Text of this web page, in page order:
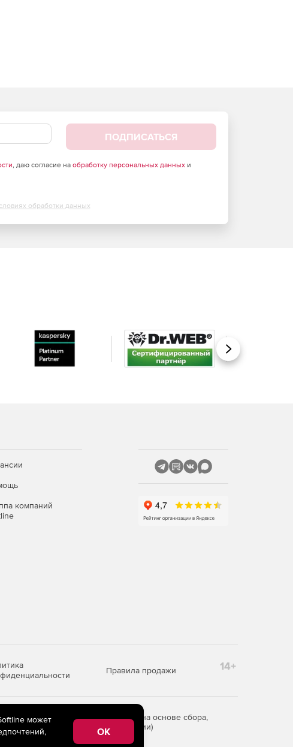
ПОДПИСАТЬСЯ
, даю согласие на обработку персональных данныхи
обработки данных
Вперед
компаний
Правила продажи 14+
предоставления информации на основе сбора,
территории Российской Федерации)
может
OK